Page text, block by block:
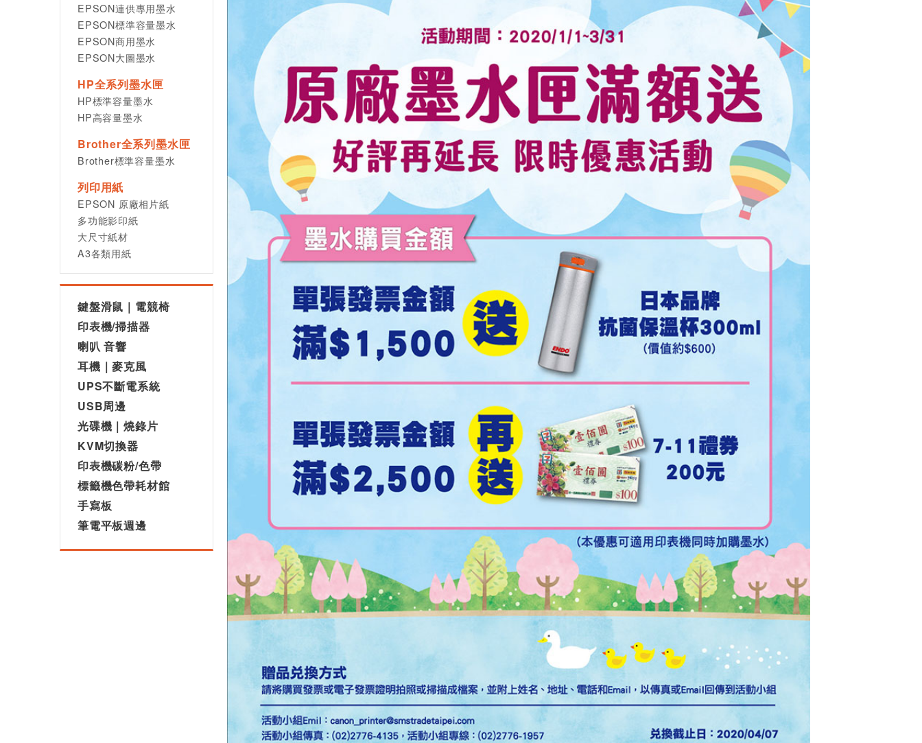
Canon CLI-751C X
L原廠高容量墨水匣
(藍)
$1038
Canon CLI-751M X
L原廠高容量墨水匣
(紅)
$1038
EPSON連供專用墨水
EPSON標準容量墨水
EPSON商用墨水
EPSON大圖墨水
HP全系列墨水匣
HP標準容量墨水
HP高容量墨水
Brother全系列墨水匣
Brother標準容量墨水
列印用紙
EPSON 原廠相片紙
多功能影印紙
大尺寸紙材
A3各類用紙
鍵盤滑鼠｜電競椅
印表機/掃描器
喇叭 音響
耳機｜麥克風
UPS不斷電系統
USB周邊
光碟機｜燒錄片
KVM切換器
印表機碳粉/色帶
標籤機色帶耗材館
手寫板
筆電平板週邊